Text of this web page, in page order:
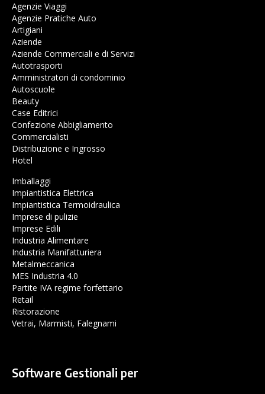
Agenzie Viaggi
Agenzie Pratiche Auto
Artigiani
Aziende
Aziende Commerciali e di Servizi
Autotrasporti
Amministratori di condominio
Autoscuole
Beauty
Case Editrici
Confezione Abbigliamento
Commercialisti
Distribuzione e Ingrosso
Hotel
Imballaggi
Impiantistica Elettrica
Impiantistica Termoidraulica
Imprese di pulizie
Imprese Edili
Industria Alimentare
Industria Manifatturiera
Metalmeccanica
MES Industria 4.0
Partite IVA regime forfettario
Retail
Ristorazione
Vetrai, Marmisti, Falegnami
Software Gestionali per